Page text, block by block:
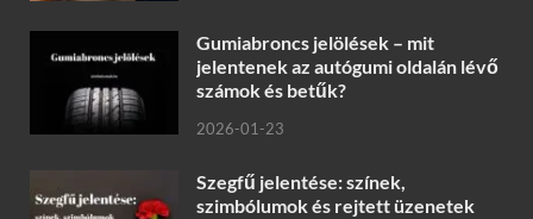
Gumiabroncs jelölések – mit
jelentenek az autógumi oldalán lévő
számok és betűk?
2026-01-23
Szegfű jelentése: színek,
szimbólumok és rejtett üzenetek